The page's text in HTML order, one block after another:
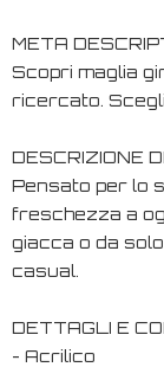
META
Scopri maglia
ricercato.
DESCRIZIONE
Pensato per lo
freschezza a
giacca o da
casual.
DETTAGLI E
- Acrilico